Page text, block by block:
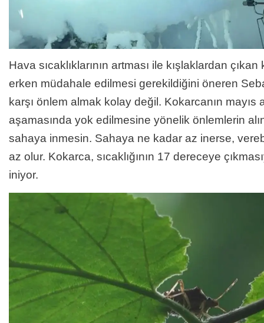
Hava sıcaklıklarının artması ile kışlaklardan
erken müdahale edilmesi gerekildiğini öneren
karşı önlem almak kolay değil. Kokarcanın mayıs
aşamasında yok edilmesine yönelik önlemlerin
sahaya inmesin. Sahaya ne kadar az inerse,
az olur. Kokarca, sıcaklığının 17 dereceye
iniyor.